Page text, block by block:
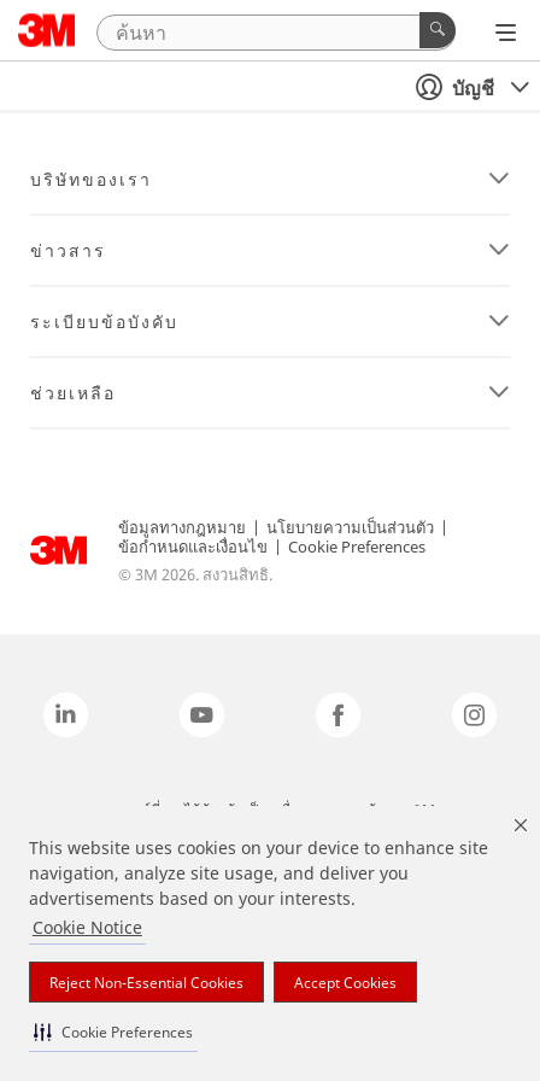
This website uses cookies on your device to enhance site
navigation, analyze site usage, and deliver you
advertisements based on your interests.
Cookie Notice
Reject Non-Essential Cookies Accept Cookies
Cookie Preferences
บัญชี
บริษัทของเรา
ข่าวสาร
ระเบียบข้อบังคับ
ช่วยเหลือ
ข้อมูลทางกฎหมาย | นโยบายความเป็นส่วนตัว |
ข้อกำหนดและเงื่อนไข | Cookie Preferences
© 3M 2026. สงวนสิทธิ.
แบรนด์ที่ระบุไว้ข้างต้นเป็นเครื่องหมายการค้าของ 3M